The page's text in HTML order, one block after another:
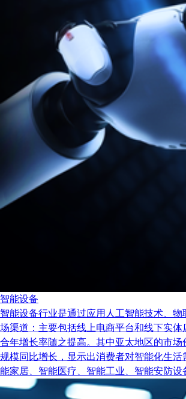
智能设备
智能设备行业是通过应用人工智能技术、
场渠道：主要包括线上电商平台和线下实
合年增长率随之提高。其中亚太地区的市
规模同比增长，显示出消费者对智能化生
能家居、智能医疗、智能工业、智能安防设